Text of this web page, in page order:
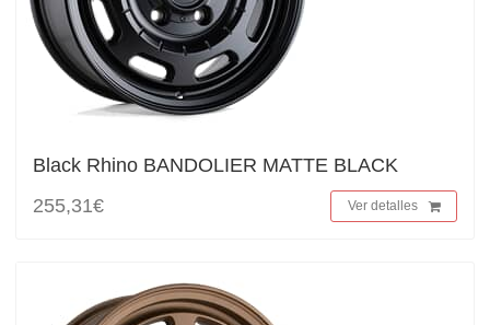
Black Rhino BANDOLIER MATTE BLACK
255,31€
Ver detalles